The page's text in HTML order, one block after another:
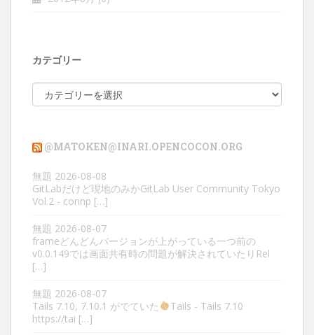
カテゴリー
テ
ー
@MATOKEN@INARI.OPENCOCON.ORG
無題 2026-08-08
GitLabだけど現地のみかGitLab User Community Tokyo
Vol.2 - connp […]
無題 2026-08-07
frameどんどんバージョンが上がっている一つ前の
v0.0.149では画面共有時の問題が解決されていたりRel
[…]
無題 2026-08-07
Tails 7.10, 7.10.1 がでていた
Tails - Tails 7.10
https://tai […]